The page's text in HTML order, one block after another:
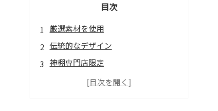
目次
厳選素材を使用
伝統的なデザイン
神棚専門店限定
家庭に合わせて選べるサイズ